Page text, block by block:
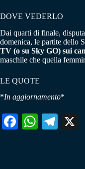
DOVE VEDERLO
Dai quarti di finale,
domenica, le partite dello
TV (o su Sky GO) sui
maschile che quella
LE QUOTE
*In aggiornamento*
Fa W
Te